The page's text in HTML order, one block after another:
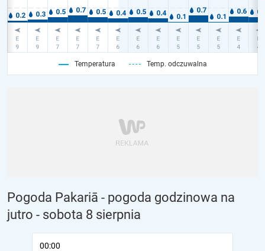
Temperatura Temp. odczuwalna
Pogoda Pakariā - pogoda godzinowa na
jutro - sobota 8 sierpnia
00:00